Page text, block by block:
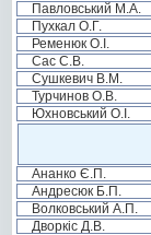
Павловський М.А.
Пухкал О.Г.
Ременюк О.І.
Сас С.В.
Сушкевич В.М.
Турчинов О.В.
Юхновський О.І.
Ананко Є.П.
Андресюк Б.П.
Волковський А.П.
Дворкіс Д.В.